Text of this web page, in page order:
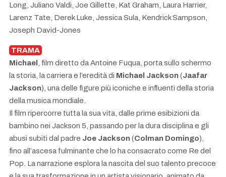
Long, Juliano Valdi, Joe Gillette, Kat Graham, Laura Harrier,
Larenz Tate, Derek Luke, Jessica Sula, Kendrick Sampson,
Joseph David-Jones
TRAMA
Michael
, film diretto da Antoine Fuqua, porta sullo schermo
la storia, la carriera e l’eredità di Michael Jackson (Jaafar
Jackson), una delle figure più iconiche e influenti della storia
della musica mondiale.
Il film ripercorre tutta la sua vita, dalle prime esibizioni da
bambino nei Jackson 5, passando per la dura disciplina e gli
abusi subiti dal padre Joe Jackson (Colman Domingo),
fino all’ascesa fulminante che lo ha consacrato come Re del
Pop. La narrazione esplora la nascita del suo talento precoce